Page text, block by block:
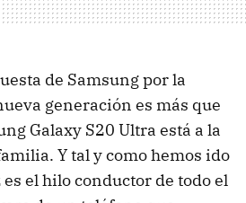
de Samsung por la
generación es más que
Galaxy S20 Ultra está a la
Y tal y como hemos ido
el hilo conductor de todo el